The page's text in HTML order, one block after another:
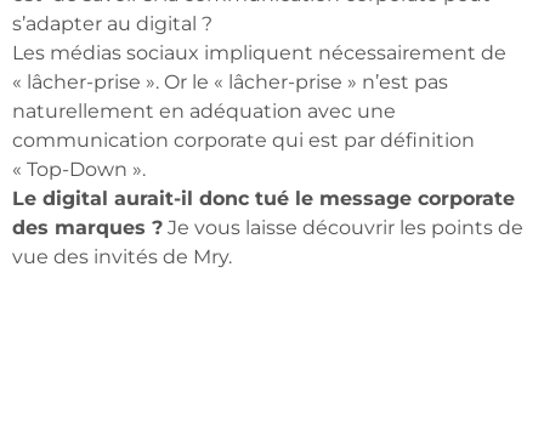
s’adapter au digital ?
Les médias sociaux impliquent nécessairement de
« lâcher-prise ». Or le « lâcher-prise » n’est pas
naturellement en adéquation avec une
communication corporate qui est par définition
« Top-Down ».
Le digital aurait-il donc tué le message corporate
des marques ? Je vous laisse découvrir les points de
vue des invités de Mry.